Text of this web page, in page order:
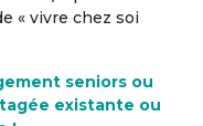
« vivre chez soi
seniors ou
existante ou